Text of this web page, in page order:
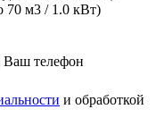
70 м3 / 1.0 кВт)
Ваш телефон
и обработкой